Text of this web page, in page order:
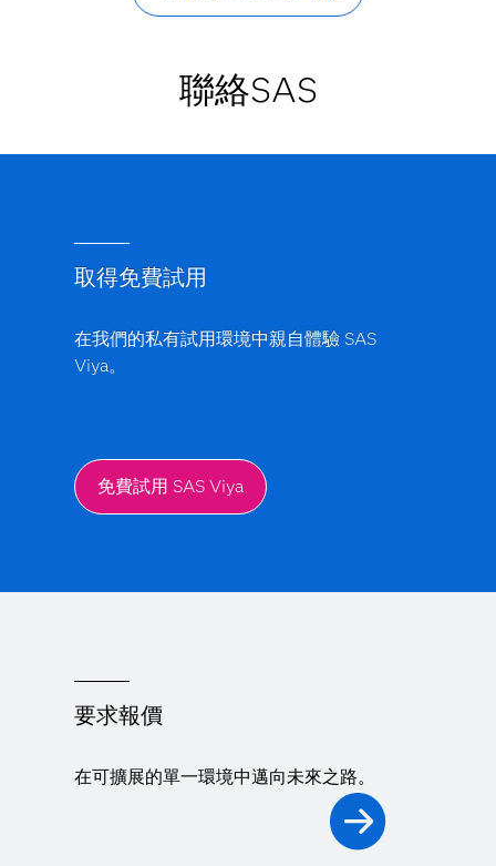
聯絡SAS
取得免費試用
在我們的私有試用環境中親自體驗 SAS
Viya。
免費試用 SAS Viya
要求報價
在可擴展的單一環境中邁向未來之路。